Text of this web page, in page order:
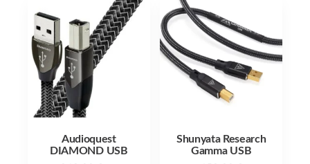
Audioquest
DIAMOND USB
Shunyata Research
Gamma USB